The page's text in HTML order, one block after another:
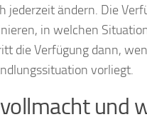
ändern. Die
in welchen
die Verfügung dann,
vorliegt.
und